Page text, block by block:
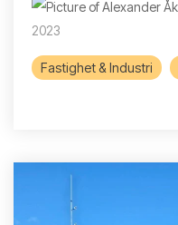
2023
Fastighet & Industri